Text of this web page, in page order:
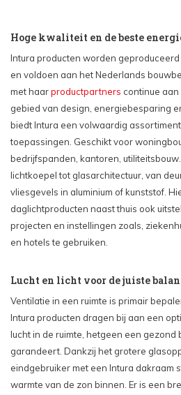
Hoge kwaliteit en de beste
Intura producten worden
en voldoen aan het Nederlands
met haarproductpartners continue
gebied van design, energiebesparing
biedt Intura een volwaardig
toepassingen. Geschikt voor
bedrijfspanden, kantoren,
lichtkoepel tot glasarchitectuur, van
vliesgevels in aluminium of kunststof.
daglichtproducten naast thuis ook
projecten en instellingen zoals,
en hotels te gebruiken.
Lucht en licht voor de juiste
Ventilatie in een ruimte is primair
Intura producten dragen bij aan een
lucht in de ruimte, hetgeen een gezond
garandeert. Dankzij het grotere
eindgebruiker met een Intura dakraam
warmte van de zon binnen. Er is een